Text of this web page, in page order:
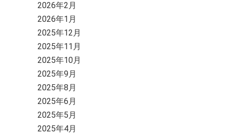
2026年2月
2026年1月
2025年12月
2025年11月
2025年10月
2025年9月
2025年8月
2025年6月
2025年5月
2025年4月